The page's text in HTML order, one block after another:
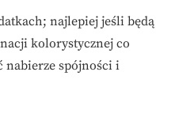
najlepiej jeśli będą
kolorystycznej co
nabierze spójności i